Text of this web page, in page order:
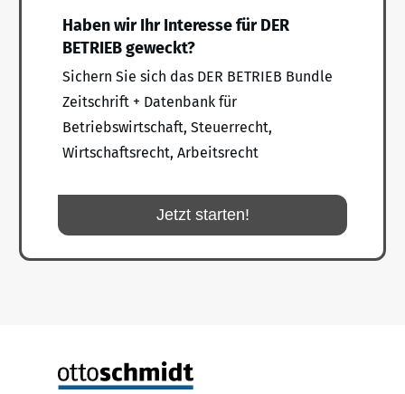
Haben wir Ihr Interesse für DER
BETRIEB geweckt?
Sichern Sie sich das DER BETRIEB Bundle
Zeitschrift + Datenbank für
Betriebswirtschaft, Steuerrecht,
Wirtschaftsrecht, Arbeitsrecht
Jetzt starten!